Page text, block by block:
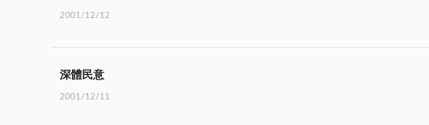
2001/12/12
深體民意
2001/12/11